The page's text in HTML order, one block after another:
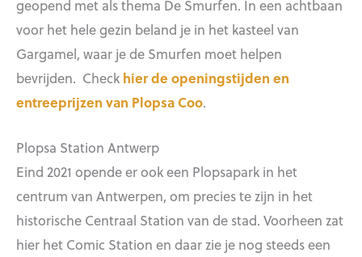
geopend met als thema De Smurfen. In een achtbaan
voor het hele gezin beland je in het kasteel van
Gargamel, waar je de Smurfen moet helpen
bevrijden. Check hier de openingstijden en
entreeprijzen van Plopsa Coo.
Plopsa Station Antwerp
Eind 2021 opende er ook een Plopsapark in het
centrum van Antwerpen, om precies te zijn in het
historische Centraal Station van de stad. Voorheen zat
hier het Comic Station en daar zie je nog steeds een